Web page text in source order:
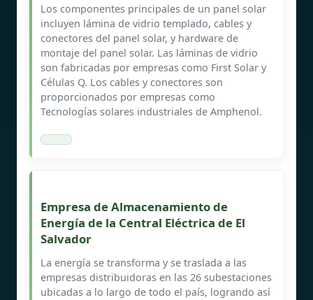
Los componentes principales de un panel solar
incluyen lámina de vidrio templado, cables y
conectores del panel solar, y hardware de
montaje del panel solar. Las láminas de vidrio
son fabricadas por empresas como First Solar y
Células Q. Los cables y conectores son
proporcionados por empresas como
Tecnologías solares industriales de Amphenol.
Empresa de Almacenamiento de
Energía de la Central Eléctrica de El
Salvador
La energía se transforma y se traslada a las
empresas distribuidoras en las 26 subestaciones
ubicadas a lo largo de todo el país, logrando así